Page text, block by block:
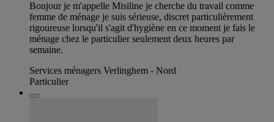
Bonjour je m'appelle Misiline je cherche du travail comme
femme de ménage je suis sérieuse, discret particulièrement
rigoureuse lorsqu'il s'agit d'hygiène en ce moment je fais le
ménage chez le particulier seulement deux heures par
semaine.
Services ménagers Verlinghem - Nord
Particulier